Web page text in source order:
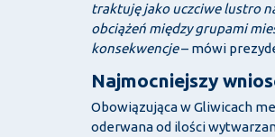
traktuję jako uczciwe lustro
obciążeń między grupami
konsekwencje– mówi
Najmocniejszy
Obowiązująca w Gliwicach
oderwana od ilości